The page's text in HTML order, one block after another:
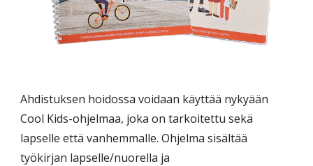
Ahdistuksen hoidossa voidaan käyttää nykyään
Cool Kids-ohjelmaa, joka on tarkoitettu sekä
lapselle että vanhemmalle. Ohjelma sisältää
työkirjan lapselle/nuorella ja